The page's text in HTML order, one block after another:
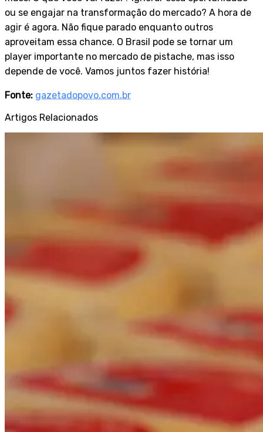
ou se engajar na transformação do mercado? A hora de
agir é agora. Não fique parado enquanto outros
aproveitam essa chance. O Brasil pode se tornar um
player importante no mercado de pistache, mas isso
depende de você. Vamos juntos fazer história!
Fonte: gazetadopovo.com.br
Artigos Relacionados